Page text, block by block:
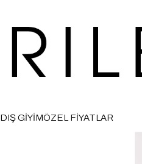
DIŞ GİYİMÖZEL FİYATLAR